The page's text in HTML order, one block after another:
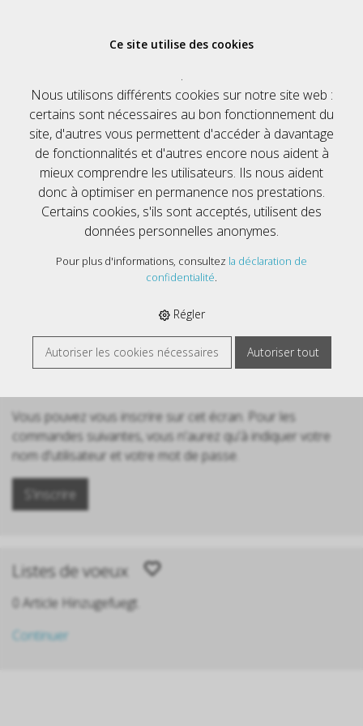
Nom d'utilisateur
Mot de passe
Rester connecté
Avez-vous oublié les détails d'utilisateur ›
Vous pouvez vous inscrire sur cet écran. Pour les
commandes suivantes, vous n'aurez qu'à indiquer votre
nom d'utilisateur et votre mot de passe.
S'inscrire
Listes de voeux
0 Article Hinzugefuegt.
Continuer
Ce site utilise des cookies
.
Nous utilisons différents cookies sur notre site web :
certains sont nécessaires au bon fonctionnement du
site, d'autres vous permettent d'accéder à davantage
de fonctionnalités et d'autres encore nous aident à
mieux comprendre les utilisateurs. Ils nous aident
donc à optimiser en permanence nos prestations.
Certains cookies, s'ils sont acceptés, utilisent des
données personnelles anonymes.
Pour plus d'informations, consultez la déclaration de
confidentialité.
Régler
Autoriser les cookies nécessaires Autoriser tout